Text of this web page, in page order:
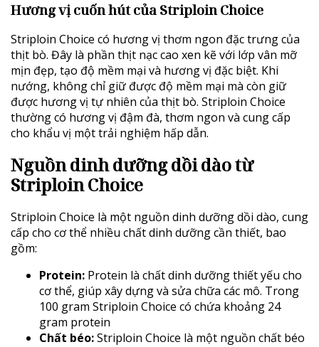
Hương vị cuốn hút của Striploin Choice
Striploin Choice có hương vị thơm ngon đặc trưng của
thịt bò. Đây là phần thịt nạc cao xen kẽ với lớp vân mỡ
mịn đẹp, tạo độ mềm mại và hương vị đặc biệt. Khi
nướng, không chỉ giữ được độ mềm mại mà còn giữ
được hương vị tự nhiên của thịt bò. Striploin Choice
thường có hương vị đậm đà, thơm ngon và cung cấp
cho khẩu vị một trải nghiệm hấp dẫn.
Nguồn dinh dưỡng dồi dào từ
Striploin Choice
Striploin Choice là một nguồn dinh dưỡng dồi dào, cung
cấp cho cơ thể nhiều chất dinh dưỡng cần thiết, bao
gồm:
Protein: Protein là chất dinh dưỡng thiết yếu cho
cơ thể, giúp xây dựng và sửa chữa các mô. Trong
100 gram Striploin Choice có chứa khoảng 24
gram protein
Chất béo:Striploin Choice là một nguồn chất béo